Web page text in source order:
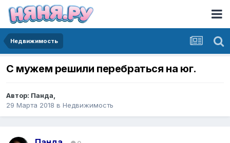
Недвижимость
С мужем решили перебраться на юг.
Автор: Панда,
29 Марта 2018 в Недвижимость